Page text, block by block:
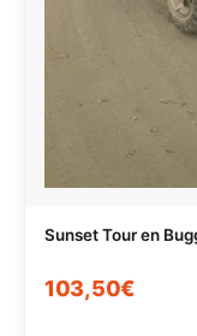
Sunset Tour en
103,50€